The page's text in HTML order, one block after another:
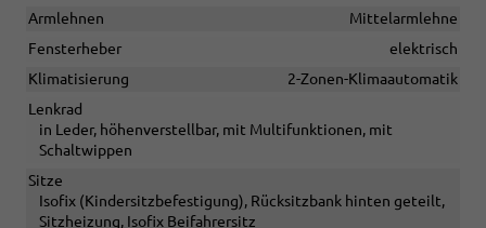
Armlehnen
Mittelarmlehne
Fensterheber
elektrisch
Klimatisierung
2-Zonen-Klimaautomatik
Lenkrad
in Leder, höhenverstellbar, mit Multifunktionen, mit
Schaltwippen
Sitze
Isofix (Kindersitzbefestigung), Rücksitzbank hinten geteilt,
Sitzheizung, Isofix Beifahrersitz